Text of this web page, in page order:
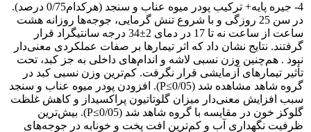
4- جیره پایه+ ترکیب پودر میوه عناب و سنجد (هرکدام0/75 درصد).
در سن 25 روزگی و با شروع تنش گرمایی، جوجه‌ها روزانه هشت
ساعت از ساعت نه تا 17 در دمای 2±34 درجه ‏سانتی‏گراد قرار
گرفتند. نتایج نشان داد که اثر تیمارها بر صفات عملکردی معنی‌دار
نبود . هم‌چنین وزن نسبی لاشه و اندام‌های داخلی به جز کبد، تحت
تأثیر تیمارهای آزمایشی قرار نگرفت. کم‌ترین وزن نسبی کبد در
گروه شاهد مشاهده شد (P≤0/05). افزودن پودر میوه عناب و سنجد
سبب افزایش معنی‌دار میزان گلوتاتیون پراکسیداز و کاهش غلظت
گلوکز خون در مقایسه با گروه شاهد شد (P≤0/05). بیش‌ترین
ظرفیت نگهداری آب و کم‌ترین افت پخت و خونابه در جوجه‌های